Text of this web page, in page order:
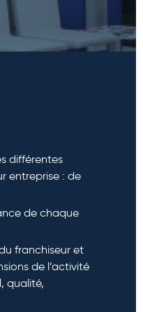
différentes
entreprise : de
de chaque
franchiseur et
de l’activité
qualité,